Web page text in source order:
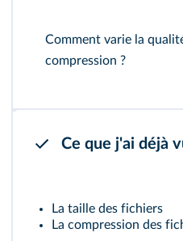
Comment varie la
compression ?
Ce que j'ai déjà
La taille des fichiers
La compression des